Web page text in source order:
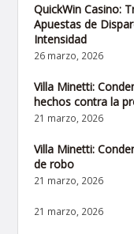
QuickWin Casino:
Apuestas de
Intensidad
26 marzo, 2026
Villa Minetti:
hechos contra la
21 marzo, 2026
Villa Minetti:
de robo
21 marzo, 2026
21 marzo, 2026